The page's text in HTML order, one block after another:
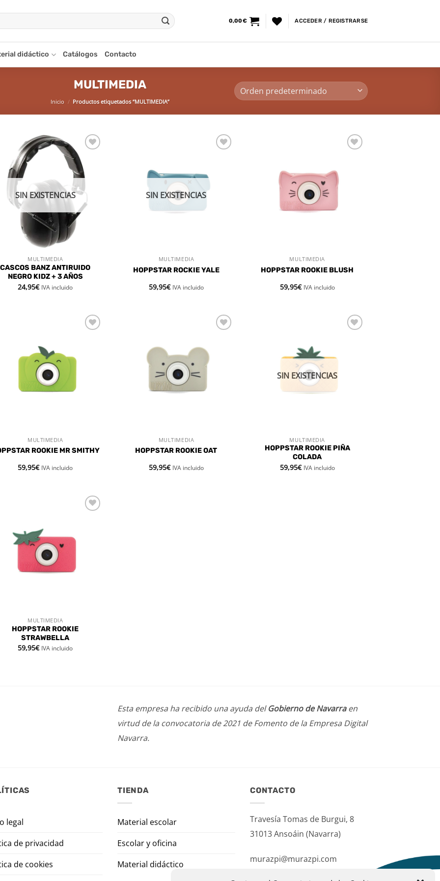
0,00€ ACCEDER / REGISTRARSE
didáctico Catálogos Contacto
MULTIMEDIA
Inicio / Productos etiquetados “MULTIMEDIA”
Añadir
lista de
deseos
VISTA RÁPIDA
SIN EXISTENCIAS
MULTIMEDIA
CASCOS BANZ ANTIRUIDO
NEGRO KIDZ + 3 AÑOS
24,95€ IVA incluido
VISTA RÁPIDA
SIN EXISTENCIAS
MULTIMEDIA
HOPPSTAR ROCKIE YALE
59,95€ IVA incluido
VISTA RÁPIDA
MULTIMEDIA
HOPPSTAR ROOKIE BLUSH
59,95€ IVA incluido
VISTA RÁPIDA
MULTIMEDIA
ROOKIE MR SMITHY
59,95€ IVA incluido
VISTA RÁPIDA
MULTIMEDIA
HOPPSTAR ROOKIE OAT
59,95€ IVA incluido
VISTA RÁPIDA
SIN EXISTENCIAS
MULTIMEDIA
HOPPSTAR ROOKIE PIÑA
COLADA
59,95€ IVA incluido
VISTA RÁPIDA
MULTIMEDIA
HOPPSTAR ROOKIE
STRAWBELLA
59,95€ IVA incluido
Esta empresa ha recibido una ayuda delGobierno de Navarraen
virtud de la convocatoria de 2021 de Fomento de la Empresa Digital
Navarra.
legal
de privacidad
de cookies
TIENDA
Material escolar
Escolar y oficina
Material didáctico
CONTACTO
Travesía Tomas de Burgui, 8
31013 Ansoáin (Navarra)
murazpi@murazpi.com